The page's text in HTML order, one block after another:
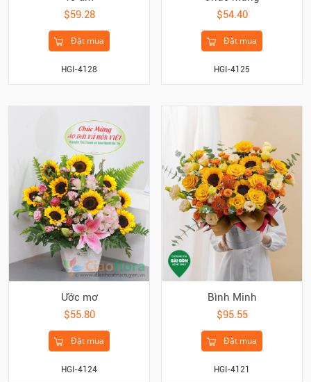
$59.28
Đặt mua
HGI-4128
$54.40
Đặt mua
HGI-4125
Ước mơ
$55.80
Đặt mua
HGI-4124
Bình Minh
$95.55
Đặt mua
HGI-4121